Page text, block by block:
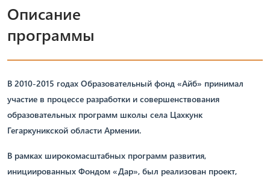
Описание
программы
В 2010-2015 годах Образовательный фонд «Айб» принимал
участие в процессе разработки и совершенствования
образовательных программ школы села Цахкунк
Гегаркуникской области Армении.
В рамках широкомасштабных программ развития,
инициированных Фондом «Дар», был реализован проект,